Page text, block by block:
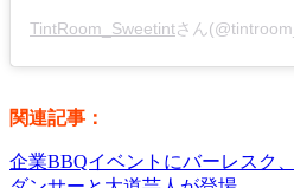
TintRoom_Sweetintさん(@tintroom_sweetint)が
関連記事：
企業BBQイベントにバーレスク